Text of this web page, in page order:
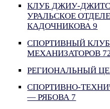
КЛУБ ДЖИУ-
УРАЛЬСКОЕ
КАДОЧНИКОВА 9
СПОРТИВНЫЙ
МЕХАНИЗАТОРОВ
РЕГИОНАЛЬНЫЙ
СПОРТИВНО-
— РЯБОВА 7